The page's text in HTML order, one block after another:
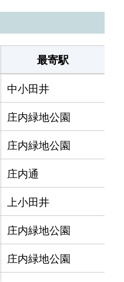
浅間町
浅間町
名古屋
名古屋
名古屋
上小田井
上小田井
上小田井
浄心
最寄駅
中小田井
庄内緑地公園
庄内緑地公園
庄内通
上小田井
庄内緑地公園
庄内緑地公園